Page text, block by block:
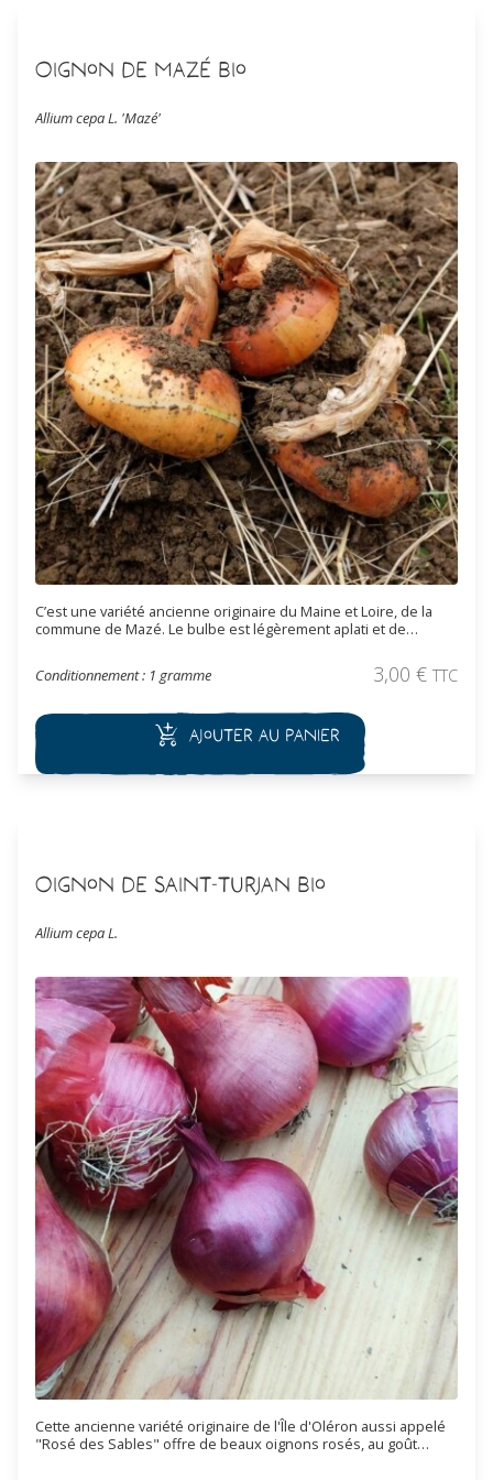
Oignon de Mazé Bio
Allium cepa L. 'Mazé'
C’est une variété ancienne originaire du Maine et Loire, de la
commune de Mazé. Le bulbe est légèrement aplati et de
conservation, au sec et à température ambiante. Il est riche en
matière sèche et parfumé. L’oignon est un stimulant de
Conditionnement : 1 gramme 3,00 € TTC
Ajouter au panier
Oignon de Saint-Turjan Bio
Allium cepa L.
Cette ancienne variété originaire de l'Île d'Oléron aussi appelé
"Rosé des Sables" offre de beaux oignons rosés, au goût